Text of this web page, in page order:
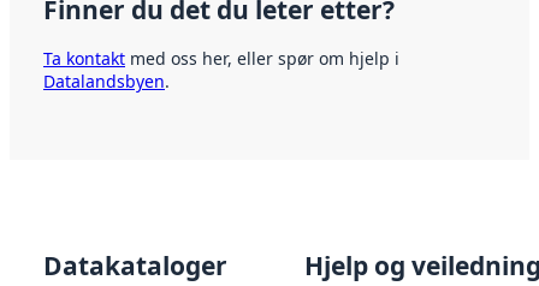
Finner du det du leter etter?
Ta kontakt med oss her, eller spør om hjelp i
Datalandsbyen.
Datakataloger Hjelp og